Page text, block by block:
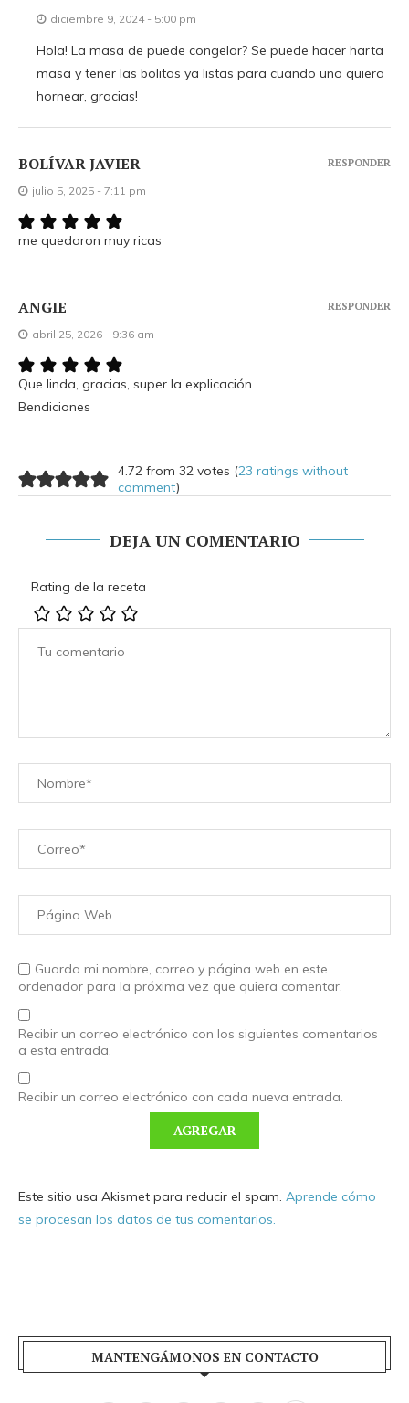
diciembre 9, 2024 - 5:00 pm
Hola! La masa de puede congelar? Se puede hacer harta
masa y tener las bolitas ya listas para cuando uno quiera
hornear, gracias!
BOLÍVAR JAVIER
julio 5, 2025 - 7:11 pm
me quedaron muy ricas
RESPONDER
ANGIE
abril 25, 2026 - 9:36 am
Que linda, gracias, super la explicación
Bendiciones
RESPONDER
4.72 from 32 votes (23 ratings without
comment)
DEJA UN COMENTARIO
Rating de la receta
Guarda mi nombre, correo y página web en este
ordenador para la próxima vez que quiera comentar.
Recibir un correo electrónico con los siguientes comentarios
a esta entrada.
Recibir un correo electrónico con cada nueva entrada.
Este sitio usa Akismet para reducir el spam. Aprende cómo
se procesan los datos de tus comentarios.
MANTENGÁMONOS EN CONTACTO